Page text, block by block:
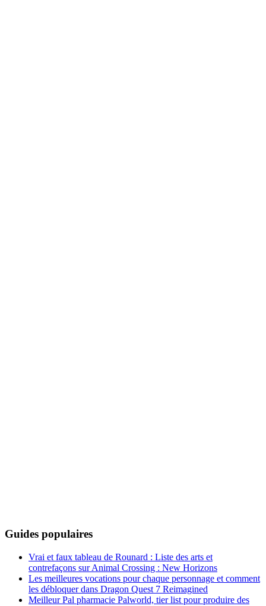
Guides populaires
Vrai et faux tableau de Rounard : Liste des arts et
contrefaçons sur Animal Crossing : New Horizons
Les meilleures vocations pour chaque personnage et comment
les débloquer dans Dragon Quest 7 Reimagined
Meilleur Pal pharmacie Palworld, tier list pour produire des